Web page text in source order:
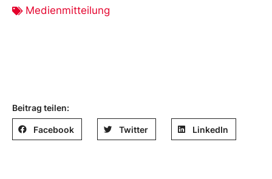
Medienmitteilung
Beitrag teilen:
Facebook Twitter LinkedIn